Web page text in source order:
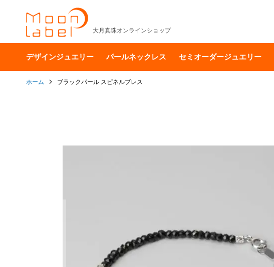
大月真珠オンラインショップ
デザインジュエリー パールネックレス セミオーダージュエリー
ホーム ブラックパール スピネルブレス